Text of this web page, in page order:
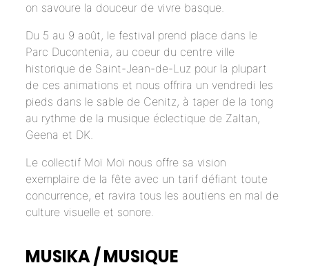
on savoure la douceur de vivre basque.
Du 5 au 9 août, le festival prend place dans le
Parc Ducontenia, au coeur du centre ville
historique de Saint-Jean-de-Luz pour la plupart
de ces animations et nous offrira un vendredi les
pieds dans le sable de Cenitz, à taper de la tong
au rythme de la musique éclectique de Zaltan,
Geena et DK.
Le collectif Moï Moï nous offre sa vision
exemplaire de la fête avec un tarif défiant toute
concurrence, et ravira tous les aoutiens en mal de
culture visuelle et sonore.
MUSIKA / MUSIQUE